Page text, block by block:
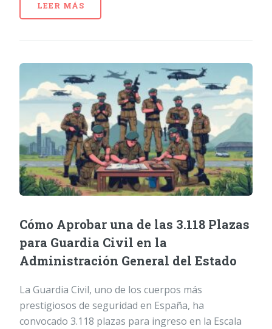
LEER MÁS
Cómo Aprobar una de las 3.118 Plazas
para Guardia Civil en la
Administración General del Estado
La Guardia Civil, uno de los cuerpos más
prestigiosos de seguridad en España, ha
convocado 3.118 plazas para ingreso en la Escala